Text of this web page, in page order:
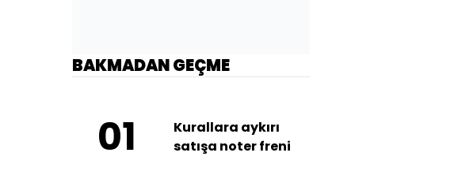
BAKMADAN GEÇME
01
Kurallara aykırı
satışa noter freni